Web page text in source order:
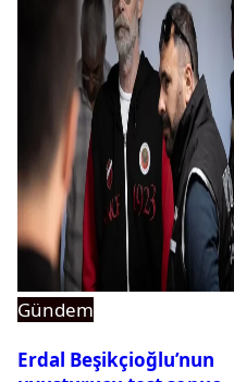
Gündem
Erdal Beşikçioğlu’nun